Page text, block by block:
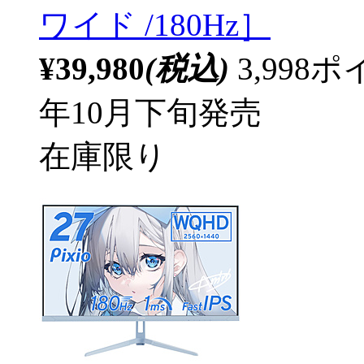
ワイド /180Hz］
¥39,980(税込) 3,998ポ
年10月下旬発売
在庫限り